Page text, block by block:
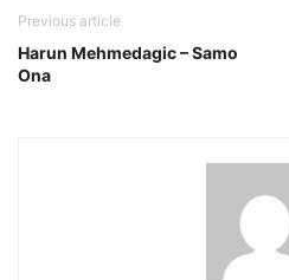
Previous article
Harun Mehmedagic – Samo
Ona